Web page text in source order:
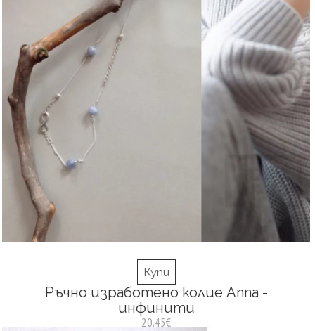
Купи
Ръчно изработено колие Anna -
инфинити
20.45€